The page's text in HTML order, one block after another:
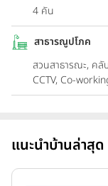
4 คัน
สาธารณูปโภค
สวนสาธารณะ, คลั
CCTV, Co-
แนะนำบ้านล่าสุด